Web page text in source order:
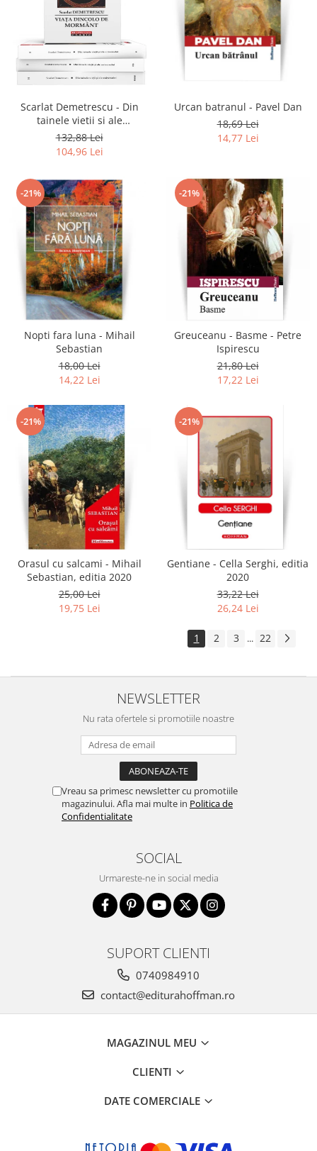
Scarlat Demetrescu - Din
tainele vietii si ale
universului, Volumele I-III +
Viata dincolo de mormant
132,88 Lei
104,96 Lei
Urcan batranul - Pavel Dan
18,69 Lei
14,77 Lei
-21%
Nopti fara luna - Mihail
Sebastian
18,00 Lei
14,22 Lei
-21%
Greuceanu - Basme - Petre
Ispirescu
21,80 Lei
17,22 Lei
-21%
Orasul cu salcami - Mihail
Sebastian, editia 2020
25,00 Lei
19,75 Lei
-21%
Gentiane - Cella Serghi, editia
2020
33,22 Lei
26,24 Lei
1 2 3 ... 22
NEWSLETTER
Nu rata ofertele si promotiile noastre
Vreau sa primesc newsletter cu promotiile
magazinului. Afla mai multe in Politica de
Confidentialitate
SOCIAL
Urmareste-ne in social media
SUPORT CLIENTI
0740984910
contact@editurahoffman.ro
MAGAZINUL MEU
CLIENTI
DATE COMERCIALE